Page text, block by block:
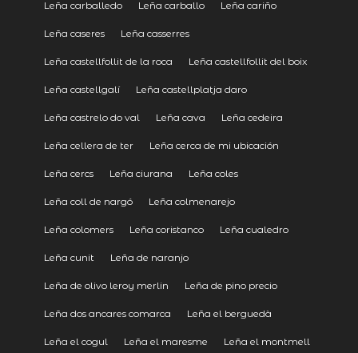
Leña carballedo Leña carballo Leña cariño
Leña caseres Leña casserres
Leña castellfollit de la roca Leña castellfollit del boix
Leña castellgalí Leña castellplatja daro
Leña castrelo do val Leña cava Leña cedeira
Leña cellera de ter Leña cerca de mi ubicación
Leña cercs Leña ciurana Leña coles
Leña coll de nargó Leña colmenarejo
Leña colomers Leña coristanco Leña cualedro
Leña cunit Leña de naranjo
Leña de olivo leroy merlin Leña de pino precio
Leña dos ancares comarca Leña el berguedà
Leña el cogul Leña el maresme Leña el montmell